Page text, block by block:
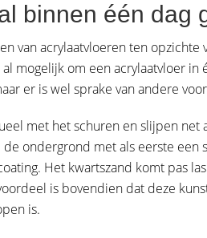
binnen één dag
van acrylaatvloeren ten
mogelijk om een acrylaatvloer in
er is wel sprake van andere
met het schuren en slijpen
ondergrond met als eerste een
Het kwartszand komt pas
is bovendien dat deze
is.